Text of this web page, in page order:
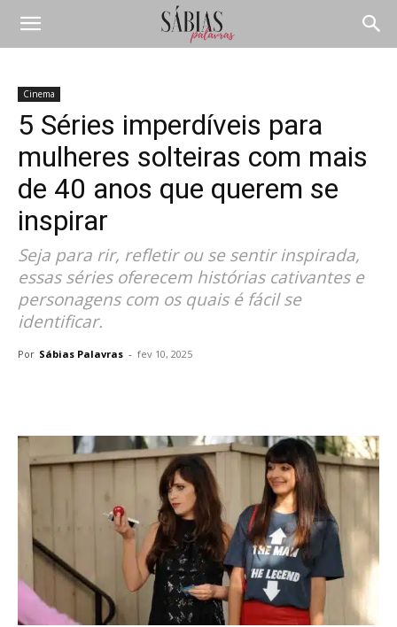
Cinema
5 Séries imperdíveis para
mulheres solteiras com mais
de 40 anos que querem se
inspirar
Seja para rir, refletir ou se sentir inspirada,
essas séries oferecem histórias cativantes e
personagens com os quais é fácil se
identificar.
Por Sábias Palavras - fev 10, 2025